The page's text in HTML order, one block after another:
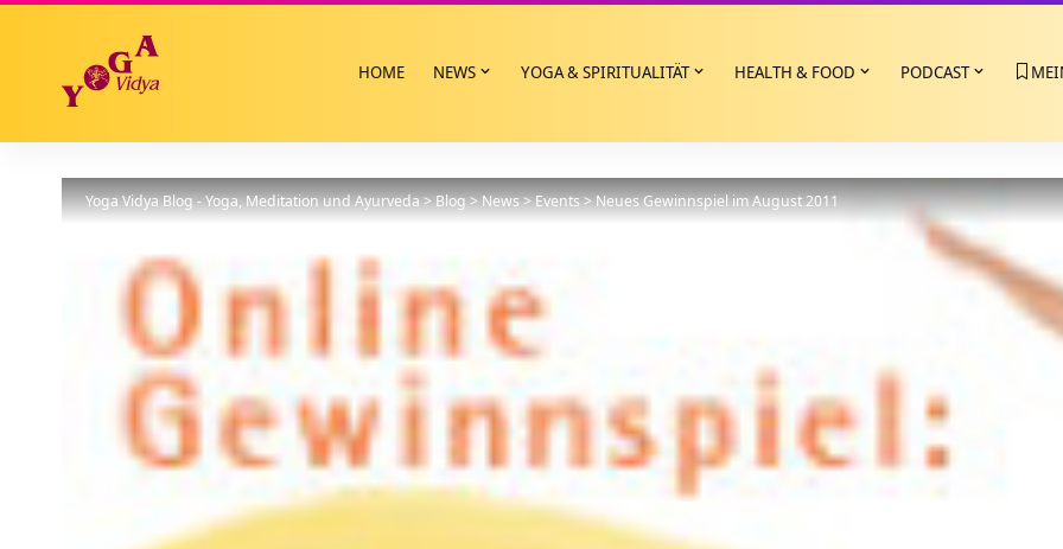
HOME NEWS YOGA & SPIRITUALITÄT HEALTH & FOOD PODCAST
Yoga Vidya Blog - Yoga, Meditation und Ayurveda>Blog>News>Events>Neues Gewinnspiel im August 2011